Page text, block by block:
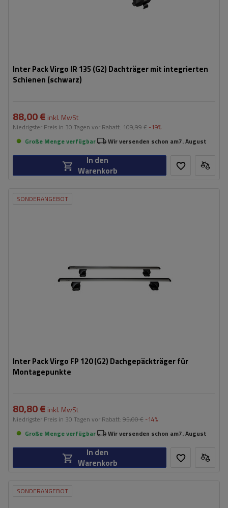
Inter Pack Virgo IR 135 (G2) Dachträger mit integrierten
Schienen (schwarz)
88,00 € inkl. MwSt
Niedrigster Preis in 30 Tagen vor Rabatt: 109,99 € -19%
Große Menge verfügbar
Wir versenden schon am7. August
In den
Warenkorb
SONDERANGEBOT
Inter Pack Virgo FP 120 (G2) Dachgepäckträger für
Montagepunkte
80,80 € inkl. MwSt
Niedrigster Preis in 30 Tagen vor Rabatt: 95,00 € -14%
Große Menge verfügbar
Wir versenden schon am7. August
In den
Warenkorb
SONDERANGEBOT